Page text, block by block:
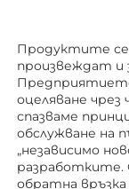
Продуктите се
произвеждат и
оцеляване
спазваме
обслужване на
„независимо
разработките.
обратна